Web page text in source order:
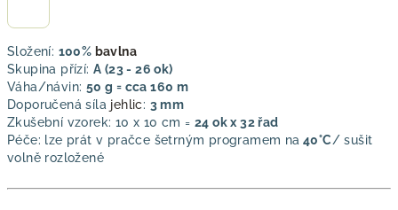
Složení: 100% bavlna
Skupina přízí: A (23 - 26 ok)
Váha/návin: 50 g = cca 160 m
Doporučená síla jehlic: 3 mm
Zkušební vzorek: 10 x 10 cm = 24 ok x 32 řad
Péče: lze prát v pračce šetrným programem na 40°C/ sušit
volně rozložené